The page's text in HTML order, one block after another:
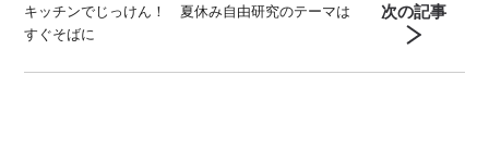
キッチンでじっけん！ 夏休み自由研究のテーマは
すぐそばに
次の記事